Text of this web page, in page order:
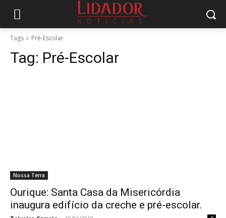
Tags Pré-Escolar
Tag: Pré-Escolar
Nossa Terra
Ourique: Santa Casa da Misericórdia
inaugura edifício da creche e pré-escolar.